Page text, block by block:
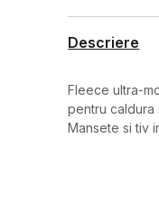
Descriere
Fleece ultra-
pentru caldura
Mansete si tiv